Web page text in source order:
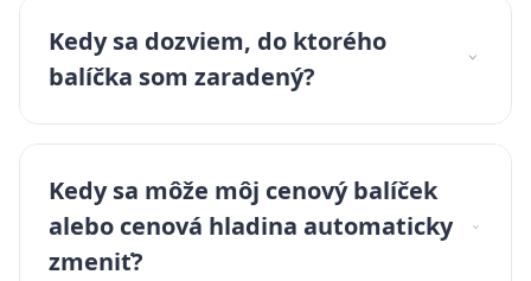
Kedy sa dozviem, do ktorého
balíčka som zaradený?
Kedy sa môže môj cenový balíček
alebo cenová hladina automaticky
zmeniť?